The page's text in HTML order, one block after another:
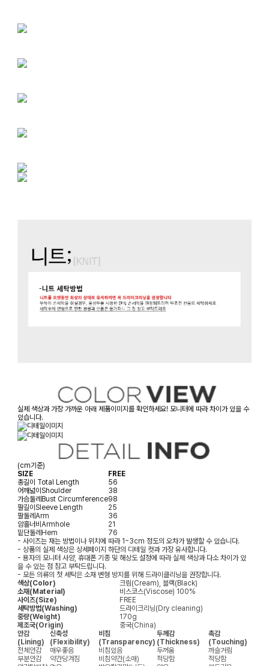
실제 색상과 가장 가까운 아래 제품이미지를 확인하세요! 모니터에 따라 차이가 있을 수
있습니다.
(cm기준)
SIZE
FREE
총길이 Total Length
56
어깨넓이 Shoulder
38
가슴둘레 Bust Circumference98
팔길이 Sleeve Length
25
팔둘레 Arm
36
암홀너비 Armhole
21
밑단둘레 Hem
76
- 사이즈는 재는 방법이나 위치에 따라 1~3cm 정도의 오차가 발생할 수 있습니다.
- 상품의 실제 색상은 상세페이지 하단의 디테일 컷과 가장 유사합니다.
- 용자의 모니터 사양, 휴대폰 기종 및 해상도 설정에 따라 실제 색상과 다소 차이가 있
을 수 있는 점 참고 부탁드립니다.
- 모든 의류의 첫 세탁은 소재 변형 방지를 위해 드라이클리닝을 권장합니다.
색상(Color)
크림(Cream), 블랙(Black)
소재(Material)
비스코스(Viscose) 100%
사이즈(Size)
FREE
세탁방법(Washing)
드라이크리닝(Dry cleaning)
중량(Weight)
170g
제조국(Origin)
중국(China)
안감
(Lining)
신축성
(Flexibility)
비침
(Transparency)
두께감
(Thickness)
촉감
(Touching)
전체안감
매우좋음 비침있음 두꺼움
까슬거림
부분안감
약간당겨짐 비침약간(소매) 적당함
적당함